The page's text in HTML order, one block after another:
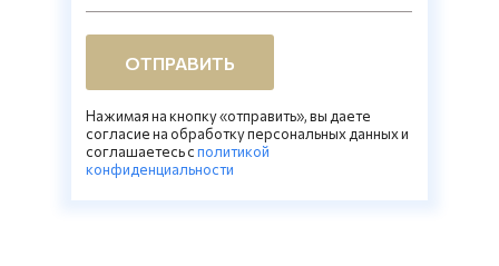
ОТПРАВИТЬ
Нажимая на кнопку «отправить», вы даете
согласие на обработку персональных данных и
соглашаетесь cполитикой
конфиденциальности